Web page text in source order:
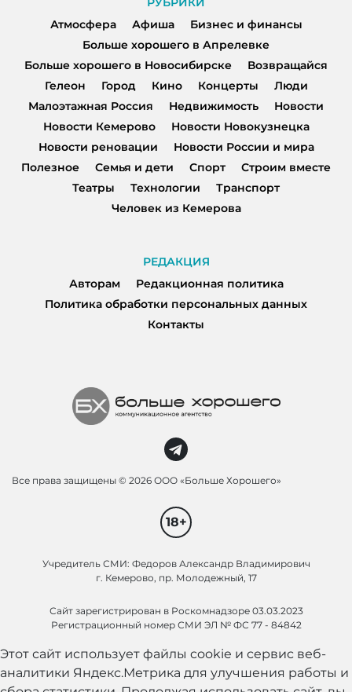
Атмосфера
Афиша
Бизнес и финансы
Больше хорошего в Апрелевке
Больше хорошего в Новосибирске
Возвращайся
Гелеон
Город Кино Концерты
Люди
Малоэтажная Россия
Недвижимость
Новости
Новости Кемерово
Новости Новокузнецка
Новости реновации
Новости России и мира
Полезное
Семья и дети Спорт
Строим вместе
Театры
Технологии
Транспорт
Человек из Кемерова
РЕДАКЦИЯ
Авторам
Редакционная политика
Политика обработки персональных данных
Контакты
Все права защищены © 2026 ООО «Больше Хорошего»
18+
Учредитель СМИ: Федоров Александр Владимирович
г. Кемерово, пр. Молодежный, 17
Сайт зарегистрирован в Роскомнадзоре 03.03.2023
Регистрационный номер СМИ ЭЛ № ФС 77 - 84842
Этот сайт использует файлы cookie и сервис веб-
аналитики Яндекс.Метрика для улучшения работы и